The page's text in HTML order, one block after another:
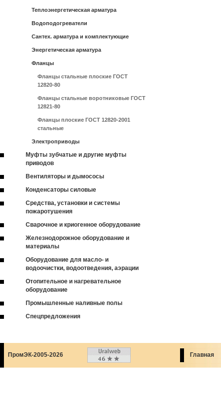
Теплоэнергетическая арматура
Водоподогреватели
Сантех. арматура и комплектующие
Энергетическая арматура
Фланцы
Фланцы стальные плоские ГОСТ
12820-80
Фланцы стальные воротниковые ГОСТ
12821-80
Фланцы плоские ГОСТ 12820-2001
стальные
Электроприводы
Муфты зубчатые и другие муфты
приводов
Вентиляторы и дымососы
Конденсаторы силовые
Средства, установки и системы
пожаротушения
Сварочное и криогенное оборудование
Железнодорожное оборудование и
материалы
Оборудование для масло- и
водоочистки, водоотведения, аэрации
Отопительное и нагревательное
оборудование
Промышленные наливные полы
Спецпредложения
ПромЭК-2005-2026 Главная